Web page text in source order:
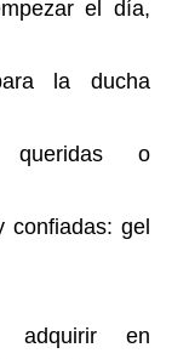
el día,
la ducha
queridas o
confiadas: gel
adquirir en